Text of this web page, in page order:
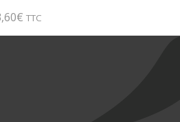
€ TTC